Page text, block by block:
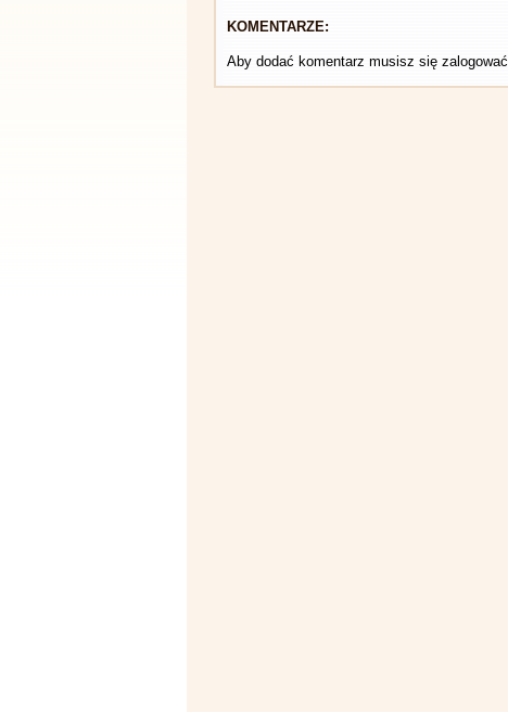
KOMENTARZE:
Aby dodać komentarz musisz się zalogować